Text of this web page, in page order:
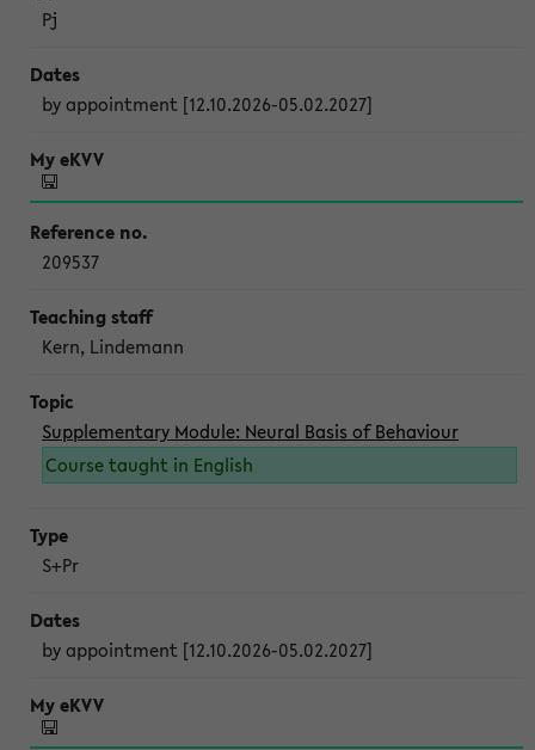
Pj
by appointment [12.10.2026-05.02.2027]
209537
Kern, Lindemann
Supplementary Module: Neural Basis of Behaviour
Course taught in English
S+Pr
by appointment [12.10.2026-05.02.2027]